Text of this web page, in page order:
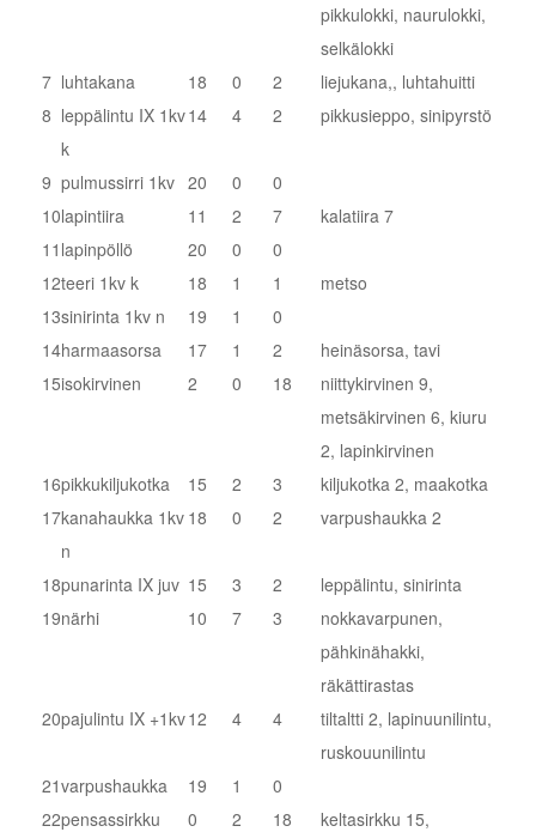
pikkulokki, naurulokki,
selkälokki
7 luhtakana 18 0 2
liejukana,, luhtahuitti
8 leppälintu IX 1kv
k
14 4 2 pikkusieppo, sinipyrstö
9 pulmussirri 1kv 20 0
0
10lapintiira 11 2 7
kalatiira 7
11 lapinpöllö 20 0
0
12teeri 1kv k 18 1 1
metso
13sinirinta 1kv n 19 1
0
14harmaasorsa 17 1 2
heinäsorsa, tavi
15isokirvinen 2 0 18
niittykirvinen 9,
metsäkirvinen 6, kiuru
2, lapinkirvinen
16pikkukiljukotka 15 2 3
kiljukotka 2, maakotka
17kanahaukka 1kv
n
18 0 2 varpushaukka 2
18punarinta IX juv 15 3 2
leppälintu, sinirinta
19närhi 10 7 3
nokkavarpunen,
pähkinähakki,
räkättirastas
20pajulintu IX +1kv12 4 4
tiltaltti 2, lapinuunilintu,
ruskouunilintu
21varpushaukka 19 1
0
22pensassirkku 0 2 18
keltasirkku 15,